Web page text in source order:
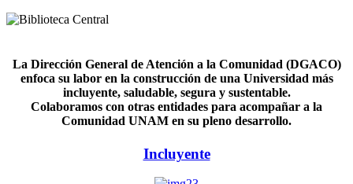
La Dirección General de Atención a la Comunidad (DGACO)
enfoca su labor en la construcción de una Universidad más
incluyente, saludable, segura y sustentable.
Colaboramos con otras entidades para acompañar a la
Comunidad UNAM en su pleno desarrollo.
Incluyente